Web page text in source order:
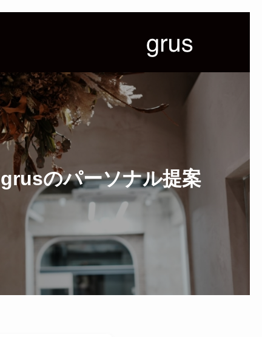
のパーソナル提案